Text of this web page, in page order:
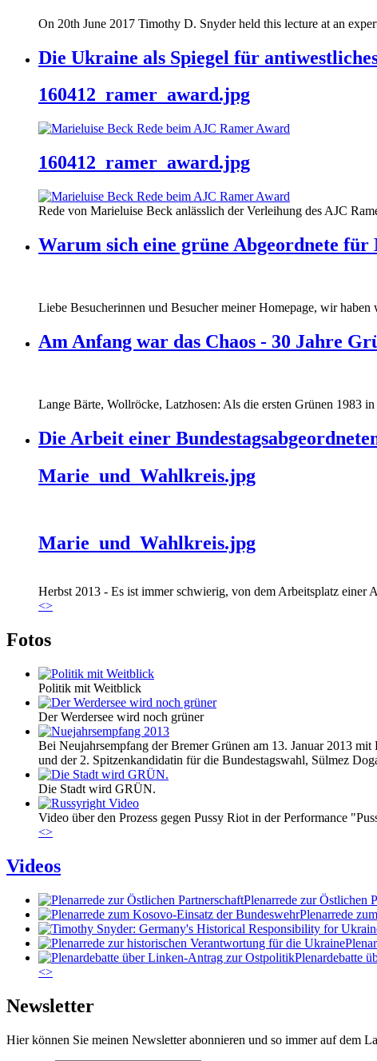
On 20th June 2017 Timothy D. Snyder held this lecture at an
Die Ukraine als Spiegel für
160412_ramer_award.jpg
160412_ramer_award.jpg
Rede von Marieluise Beck anlässlich der Verleihung des AJC
Warum sich eine grüne Abgeordnete
Liebe Besucherinnen und Besucher meiner Homepage, wir
Am Anfang war das Chaos - 30 Jahre
Lange Bärte, Wollröcke, Latzhosen: Als die ersten Grünen 1983
Die Arbeit einer
Marie_und_Wahlkreis.jpg
Marie_und_Wahlkreis.jpg
Herbst 2013 - Es ist immer schwierig, von dem Arbeitsplatz einer
<>
Fotos
Politik mit Weitblick
Der Werdersee wird noch grüner
Bei Neujahrsempfang der Bremer Grünen am 13. Januar 2013
und der 2. Spitzenkandidatin für die Bundestagswahl, Sülmez
Die Stadt wird GRÜN.
Video über den Prozess gegen Pussy Riot in der Performance
<>
Videos
Plenarrede zur Östlichen
Plenarrede
Plenardebatte
<>
Newsletter
Hier können Sie meinen Newsletter abonnieren und so immer auf dem